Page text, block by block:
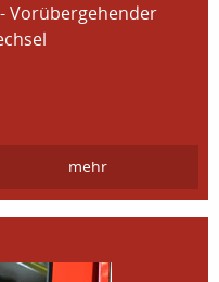
- Vorübergehender
mehr